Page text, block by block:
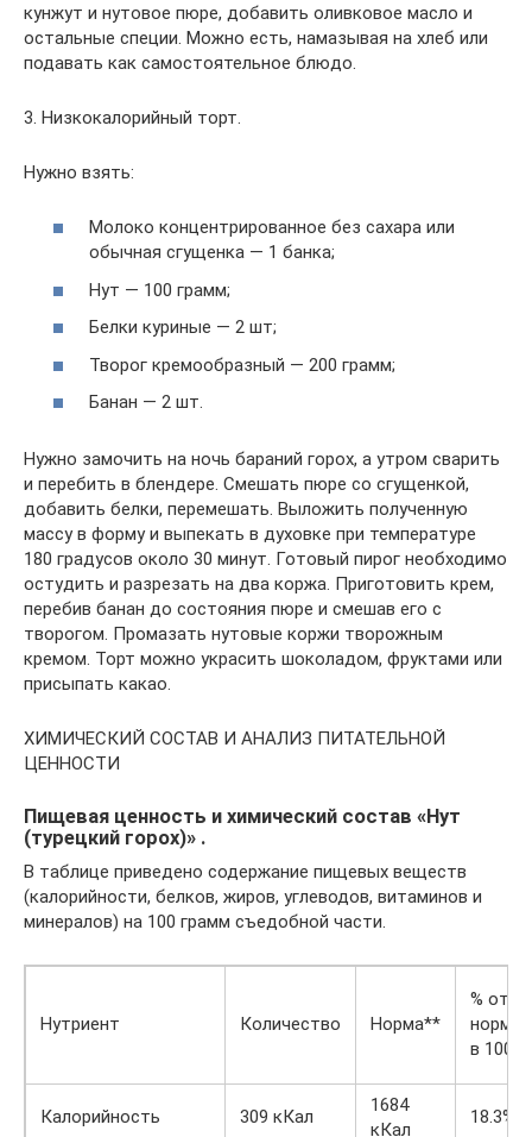
кунжут и нутовое пюре, добавить оливковое масло и
остальные специи. Можно есть, намазывая на хлеб или
подавать как самостоятельное блюдо.
3. Низкокалорийный торт.
Нужно взять:
Молоко концентрированное без сахара или
обычная сгущенка — 1 банка;
Нут — 100 грамм;
Белки куриные — 2 шт;
Творог кремообразный — 200 грамм;
Банан — 2 шт.
Нужно замочить на ночь бараний горох, а утром сварить
и перебить в блендере. Смешать пюре со сгущенкой,
добавить белки, перемешать. Выложить полученную
массу в форму и выпекать в духовке при температуре
180 градусов около 30 минут. Готовый пирог необходимо
остудить и разрезать на два коржа. Приготовить крем,
перебив банан до состояния пюре и смешав его с
творогом. Промазать нутовые коржи творожным
кремом. Торт можно украсить шоколадом, фруктами или
присыпать какао.
ХИМИЧЕСКИЙ СОСТАВ И АНАЛИЗ ПИТАТЕЛЬНОЙ
ЦЕННОСТИ
Пищевая ценность и химический состав «Нут
(турецкий горох)» .
В таблице приведено содержание пищевых веществ
(калорийности, белков, жиров, углеводов, витаминов и
минералов) на 100 грамм съедобной части.
Нутриент Количество Норма**
% от
нормы
в 100 г
Калорийность 309 кКал
1684
кКал
18.3%